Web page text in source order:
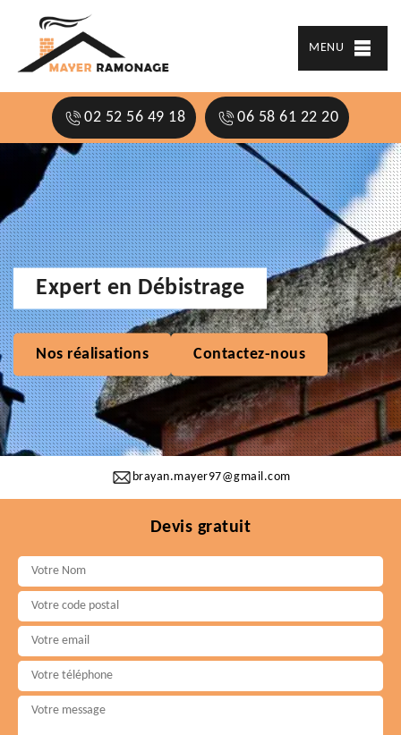
MENU
02 52 56 49 18 06 58 61 22 20
brayan.mayer97@gmail.com
Expert en Débistrage
Nos réalisations Contactez-nous
Devis gratuit